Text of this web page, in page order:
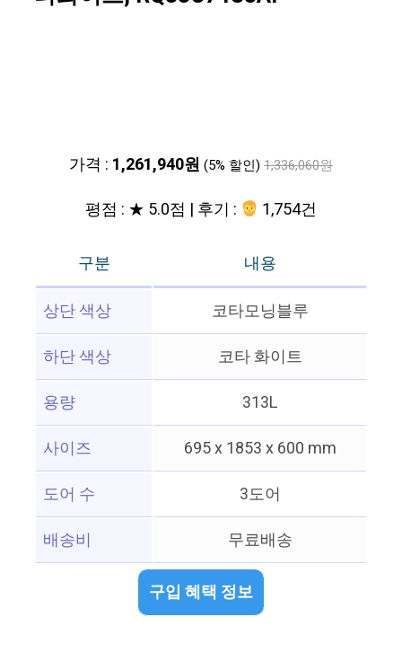
가격 : 1,261,940원 (5% 할인) 1,336,060원
평점 : ★ 5.0점 | 후기 : 1,754건
구분
내용
상단 색상
코타모닝블루
하단 색상
코타 화이트
용량
313L
사이즈
695 x 1853 x 600 mm
도어 수
3도어
배송비
무료배송
구입 혜택 정보